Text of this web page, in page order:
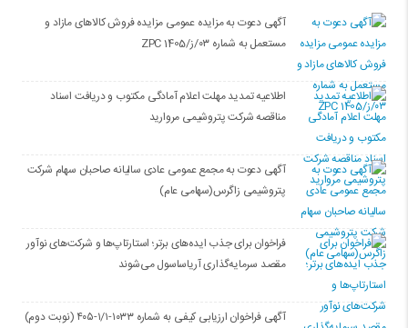
آگهی دعوت به مزایده عمومی مزایده فروش کالاهای مازاد و
مستعمل به شماره ۰۳/ز/ZPC 1405
اطلاعیه تمدید مهلت اعلام آمادگی مکتوب و دریافت اسناد
مناقصه شرکت پتروشیمی مروارید
آگهی دعوت به مجمع عمومی عادی سالیانه صاحبان سهام شرکت
پتروشیمی زاگرس(سهامی عام)
فراخوان برای جذب ایده‌های برتر؛ استارتاپ‌ها و شرکت‌های نوآور
مقصد سرما‌یه‌گذاری آریاساسول می‌شوند
آگهی فراخوان ارزیابی کیفی به شماره ۱۰۳۳-۱/۱-۴۰۵ (نوبت دوم)